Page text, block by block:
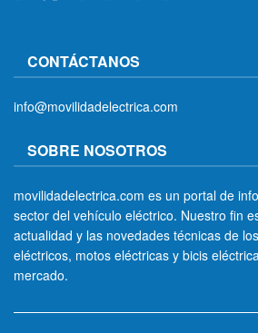
CONTÁCTANOS
info@movilidadelectrica.com
SOBRE NOSOTROS
movilidadelectrica.com es un portal de
sector del vehículo eléctrico. Nuestro fin
actualidad y las novedades técnicas de
eléctricos, motos eléctricas y bicis
mercado.